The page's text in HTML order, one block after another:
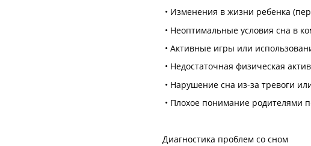
• Изменения в жизни ребенка
• Неоптимальные условия сна в
• Активные игры или
• Недостаточная физическая
• Нарушение сна из-за тревоги
• Плохое понимание родителями
Диагностика проблем со сном